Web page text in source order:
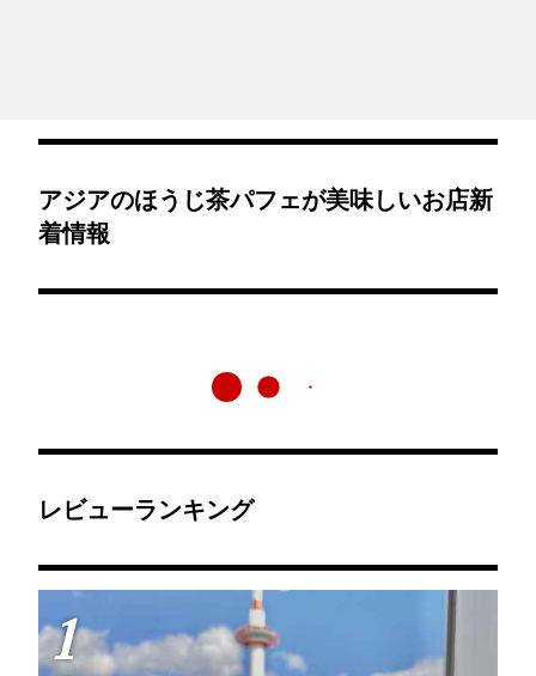
アジアのほうじ茶パフェが美味しいお店新
着情報
レビューランキング
1